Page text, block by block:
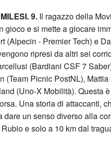
9. Il ragazzo della
gioco e si mette a giocare
(Alpecin - Premier Tech) e
ripresi da altri sei
(Bardiani CSF 7
(Team Picnic PostNL),
(Uno-X Mobilità). Questa
Una storia di attaccanti,
dare un senso diverso alla
e solo a 10 km dal